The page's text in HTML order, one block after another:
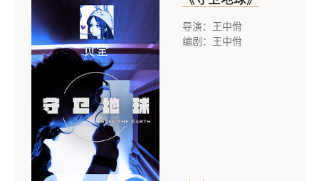
导演：王中佾
编剧：王中佾